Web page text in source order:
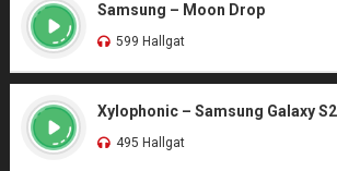
Samsung – Moon Drop
599 Hallgat
Xylophonic – Samsung Galaxy
495 Hallgat